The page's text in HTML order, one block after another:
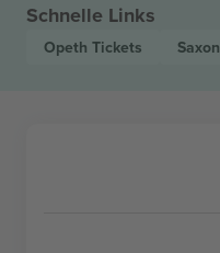
Schnelle Links
Opeth Tickets Saxon